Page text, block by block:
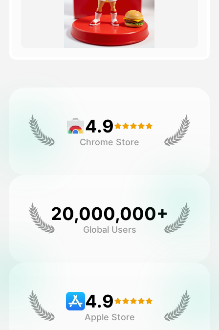
4.9
Chrome Store
20,000,000+
Global Users
4.9
Apple Store